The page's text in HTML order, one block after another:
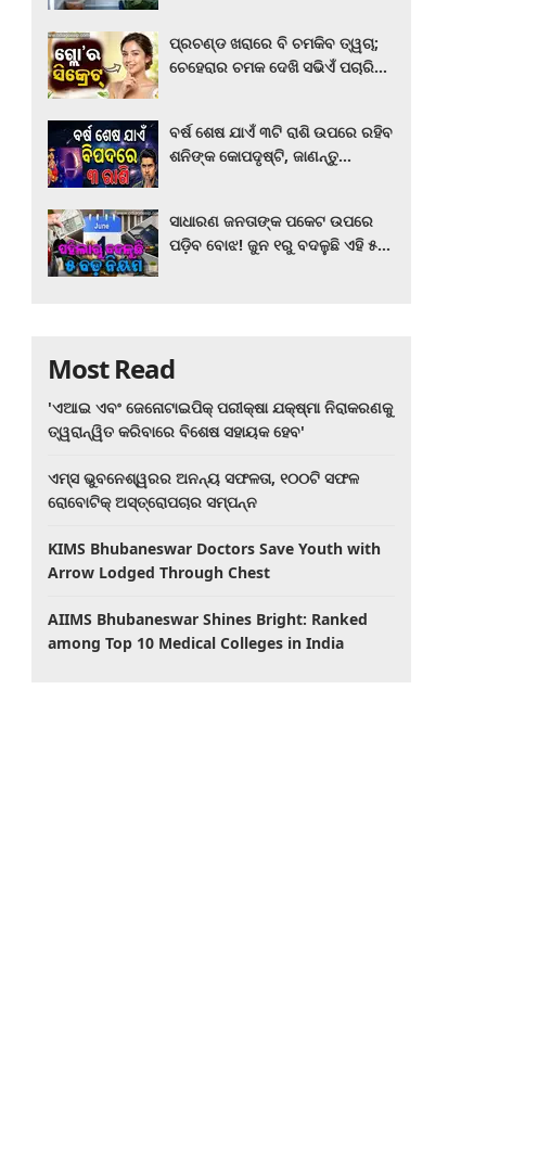
ପ୍ରଚଣ୍ଡ ଖରାରେ ବି ଚମକିବ ତ୍ୱଚା;
ଚେହେରାର ଚମକ ଦେଖି ସଭିଏଁ ପଚାରିବେ
ବର୍ଷ ଶେଷ ଯାଏଁ ୩ଟି ରାଶି ଉପରେ ରହିବ
ଶନିଙ୍କ କୋପଦୃଷ୍ଟି, ଜାଣନ୍ତୁ
ସାଧାରଣ ଜନତାଙ୍କ ପକେଟ ଉପରେ
ପଡ଼ିବ ବୋଝ! ଜୁନ ୧ରୁ ବଦଳୁଛି ଏହି ୫
Most Read
'ଏଆଇ ଏବଂ ଜେନୋଟାଇପିକ୍ ପରୀକ୍ଷା ଯକ୍ଷ୍ମା ନିରାକରଣକୁ
ତ୍ୱରାନ୍ୱିତ କରିବାରେ ବିଶେଷ ସହାୟକ ହେବ'
ଏମ୍ସ ଭୁବନେଶ୍ୱରର ଅନନ୍ୟ ସଫଳତା, ୧୦୦ଟି ସଫଳ
ରୋବୋଟିକ୍ ଅସ୍ତ୍ରୋପଚାର ସମ୍ପନ୍ନ
KIMS Bhubaneswar Doctors Save Youth with
Arrow Lodged Through Chest
AIIMS Bhubaneswar Shines Bright: Ranked
among Top 10 Medical Colleges in India